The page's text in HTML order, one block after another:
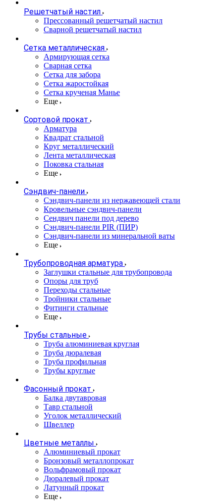
Решетчатый настил
Прессованный решетчатый настил
Сварной решетчатый настил
Сетка металлическая
Армирующая сетка
Сварная сетка
Сетка для забора
Сетка жаростойкая
Сетка крученая Манье
Еще
Сортовой прокат
Арматура
Квадрат стальной
Круг металлический
Лента металлическая
Поковка стальная
Еще
Сэндвич-панели
Cэндвич-панели из нержавеющей стали
Кровельные сэндвич-панели
Сендвич панели под дерево
Сэндвич-панели PIR (ПИР)
Сэндвич-панели из минеральной ваты
Еще
Трубопроводная арматура
Заглушки стальные для трубопровода
Опоры для труб
Переходы стальные
Тройники стальные
Фитинги стальные
Еще
Трубы стальные
Труба алюминиевая круглая
Труба дюралевая
Труба профильная
Трубы круглые
Фасонный прокат
Балка двутавровая
Тавр стальной
Уголок металлический
Швеллер
Цветные металлы
Алюминиевый прокат
Бронзовый металлопрокат
Вольфрамовый прокат
Дюралевый прокат
Латунный прокат
Еще